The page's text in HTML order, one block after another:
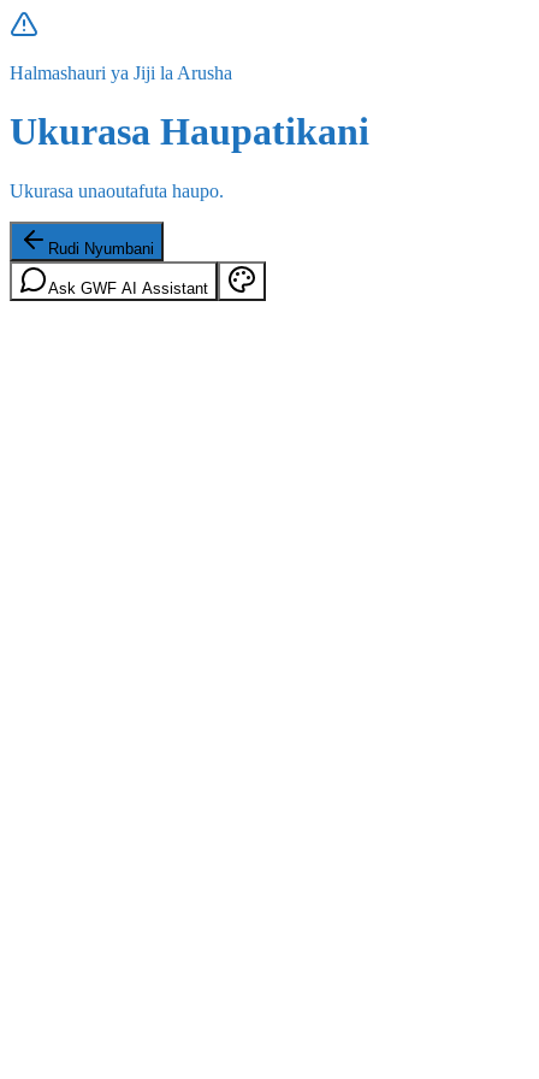
Halmashauri ya Jiji la Arusha
Ukurasa Haupatikani
Ukurasa unaoutafuta haupo.
Rudi Nyumbani
Ask GWF AI Assistant